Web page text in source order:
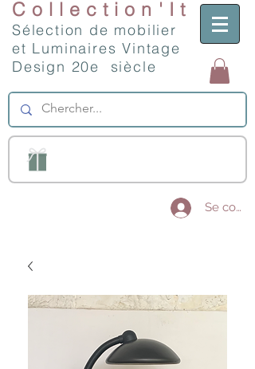
Collection'It
Sélection de mobilier
et Luminaires Vintage
Design 20e siècle
Se